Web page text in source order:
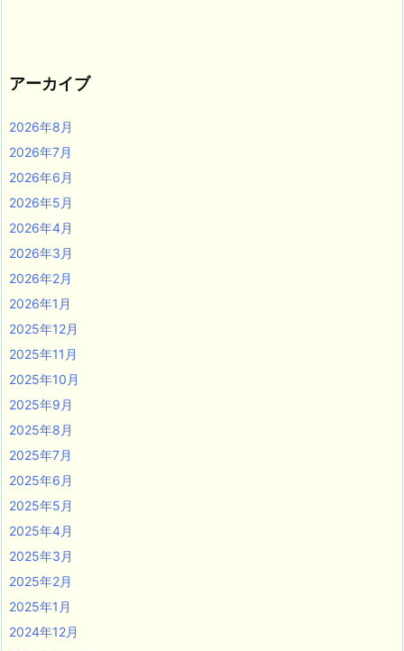
アーカイブ
2026年8月
2026年7月
2026年6月
2026年5月
2026年4月
2026年3月
2026年2月
2026年1月
2025年12月
2025年11月
2025年10月
2025年9月
2025年8月
2025年7月
2025年6月
2025年5月
2025年4月
2025年3月
2025年2月
2025年1月
2024年12月